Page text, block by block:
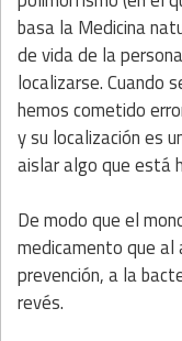
basa la Medicina
de vida de la
localizarse. Cuando
hemos cometido
y su localización es
aislar algo que está
De modo que el
medicamento que
prevención, a la
revés.